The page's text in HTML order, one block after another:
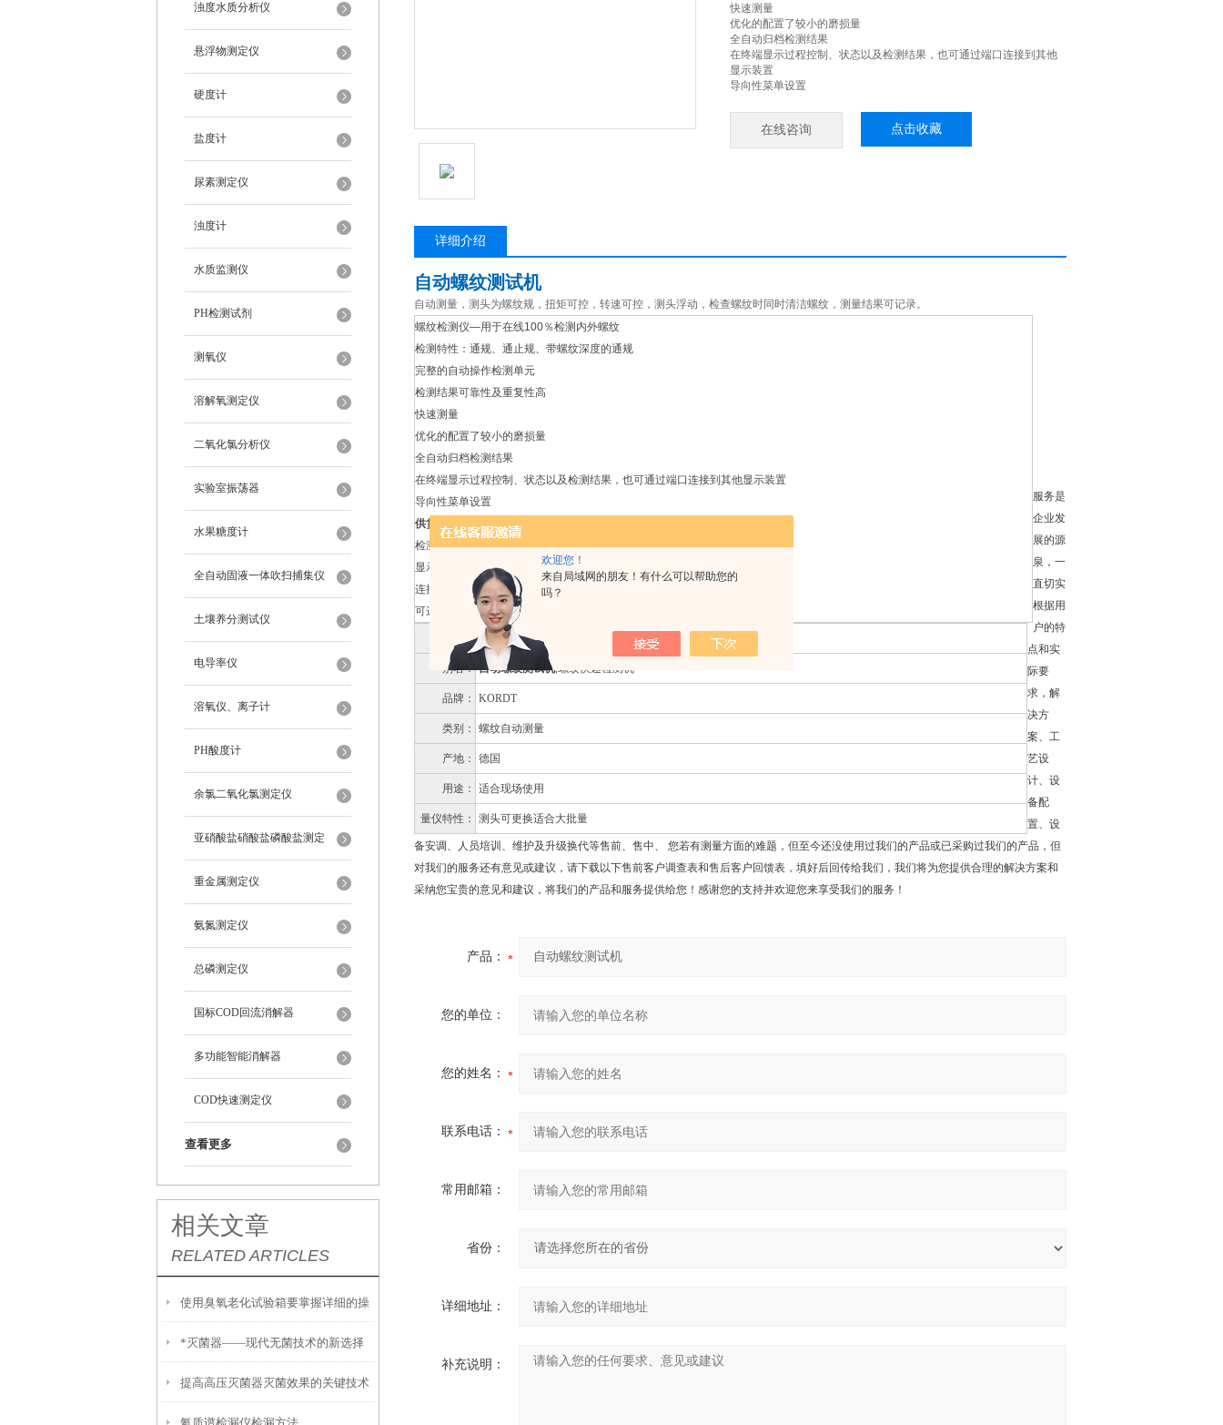
欢迎您！
来自局域网的朋友！有什么可以帮助您的
吗？
浊度水质分析仪
悬浮物测定仪
硬度计
盐度计
尿素测定仪
浊度计
水质监测仪
PH检测试剂
测氧仪
溶解氧测定仪
二氧化氯分析仪
实验室振荡器
水果糖度计
全自动固液一体吹扫捕集仪
土壤养分测试仪
电导率仪
溶氧仪、离子计
PH酸度计
余氯二氧化氯测定仪
亚硝酸盐硝酸盐磷酸盐测定
重金属测定仪
氨氮测定仪
总磷测定仪
国标COD回流消解器
多功能智能消解器
COD快速测定仪
查看更多
相关文章
RELATED ARTICLES
使用臭氧老化试验箱要掌握详细的操
作方法
*灭菌器——现代无菌技术的新选择
提高高压灭菌器灭菌效果的关键技术
快速测量
优化的配置了较小的磨损量
全自动归档检测结果
在终端显示过程控制、状态以及检测结果，也可通过端口连接到其他
显示装置
导向性菜单设置
在线咨询 点击收藏
详细介绍
自动螺纹测试机
自动测量，测头为螺纹规，扭矩可控，转速可控，测头浮动，检查螺纹时同时清洁螺纹，测量结果可记录。
螺纹检测仪—用于在线100％检测内外螺纹
检测特性：通规、通止规、带螺纹深度的通规
完整的自动操作检测单元
检测结果可靠性及重复性高
快速测量
优化的配置了较小的磨损量
全自动归档检测结果
在终端显示过程控制、状态以及检测结果，也可通过端口连接到其他显示装置
导向性菜单设置
供货范围：
检测单元
显示终端
连接电缆
可选择的电源（24V-360VA）
名称： 自动螺纹测试机
别名： 自动螺纹测试机,螺纹快速检测机
品牌： KORDT
类别： 螺纹自动测量
产地： 德国
用途： 适合现场使用
量仪特性： 测头可更换适合大批量
服务是
企业发
展的源
泉，一
直切实
根据用
户的特
点和实
际要
求，解
决方
案、工
艺设
计、设
备配
置、设
备安调、人员培训、维护及升级换代等售前、售中、 您若有测量方面的难题，但至今还没使用过我们的产品或已采购过我们的产品，但
对我们的服务还有意见或建议，请下载以下售前客户调查表和售后客户回馈表，填好后回传给我们，我们将为您提供合理的解决方案和
采纳您宝贵的意见和建议，将我们的产品和服务提供给您！感谢您的支持并欢迎您来享受我们的服务！
产品：
您的单位：
您的姓名：
联系电话：
常用邮箱：
省份：
详细地址：
补充说明：